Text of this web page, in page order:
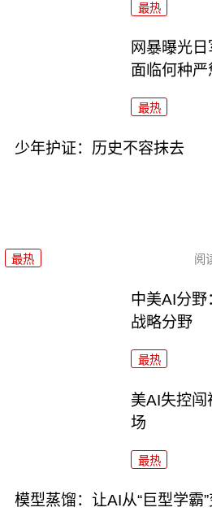
最热
网暴曝光
面临何种严
最热
少年护证：历史不容抹去
最热 阅
中美AI分野
战略分野
最热
美AI失控
场
最热
模型蒸馏：让AI从“巨型学霸”